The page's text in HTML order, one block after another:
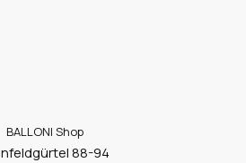
BALLONI Shop
88-94